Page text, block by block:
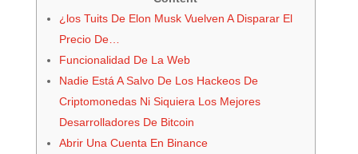
¿los Tuits De Elon Musk Vuelven A Disparar El
Precio De…
Funcionalidad De La Web
Nadie Está A Salvo De Los Hackeos De
Criptomonedas Ni Siquiera Los Mejores
Desarrolladores De Bitcoin
Abrir Una Cuenta En Binance